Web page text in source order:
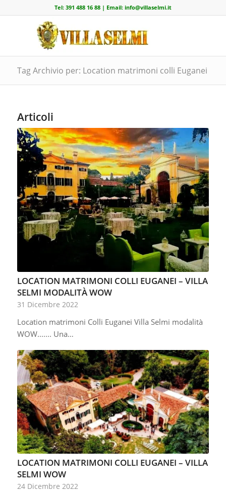
Tel: 391 488 16 88| Email: info@villaselmi.it
Tag Archivio per: Location matrimoni colli Euganei
Articoli
LOCATION MATRIMONI COLLI EUGANEI – VILLA
SELMI MODALITÀ WOW
31 Dicembre 2022
Location matrimoni Colli Euganei Villa Selmi modalità
WOW....... Una…
LOCATION MATRIMONI COLLI EUGANEI – VILLA
SELMI WOW
24 Dicembre 2022